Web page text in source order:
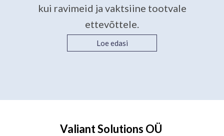
kui ravimeid ja vaktsiine tootvale
ettevõttele.
Loe edasi
Valiant Solutions OÜ